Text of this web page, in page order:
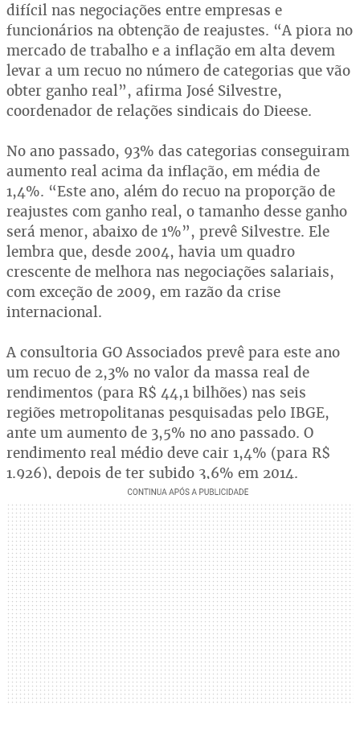
difícil nas negociações entre empresas e
funcionários na obtenção de reajustes. “A piora no
mercado de trabalho e a inflação em alta devem
levar a um recuo no número de categorias que vão
obter ganho real”, afirma José Silvestre,
coordenador de relações sindicais do Dieese.
No ano passado, 93% das categorias conseguiram
aumento real acima da inflação, em média de
1,4%. “Este ano, além do recuo na proporção de
reajustes com ganho real, o tamanho desse ganho
será menor, abaixo de 1%”, prevê Silvestre. Ele
lembra que, desde 2004, havia um quadro
crescente de melhora nas negociações salariais,
com exceção de 2009, em razão da crise
internacional.
A consultoria GO Associados prevê para este ano
um recuo de 2,3% no valor da massa real de
rendimentos (para R$ 44,1 bilhões) nas seis
regiões metropolitanas pesquisadas pelo IBGE,
ante um aumento de 3,5% no ano passado. O
rendimento real médio deve cair 1,4% (para R$
1.926), depois de ter subido 3,6% em 2014.